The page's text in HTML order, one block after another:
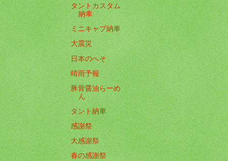
タントカスタム
納車
ミニキャブ納車
大震災
日本のへそ
晴雨予報
豚骨醤油らーめ
ん
タント納車
感謝祭
大感謝祭
春の感謝祭